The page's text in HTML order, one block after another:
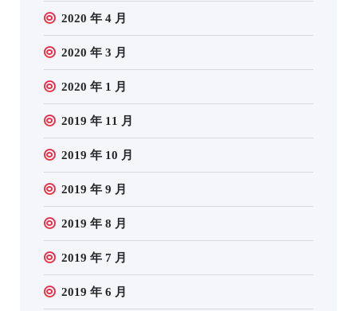
2020 年 4 月
2020 年 3 月
2020 年 1 月
2019 年 11 月
2019 年 10 月
2019 年 9 月
2019 年 8 月
2019 年 7 月
2019 年 6 月